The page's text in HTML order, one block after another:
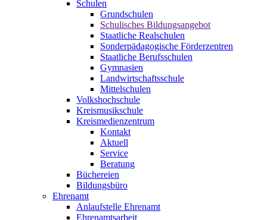
Schulen
Grundschulen
Schulisches Bildungsangebot
Staatliche Realschulen
Sonderpädagogische Förderzentren
Staatliche Berufsschulen
Gymnasien
Landwirtschaftsschule
Mittelschulen
Volkshochschule
Kreismusikschule
Kreismedienzentrum
Kontakt
Aktuell
Service
Beratung
Büchereien
Bildungsbüro
Ehrenamt
Anlaufstelle Ehrenamt
Ehrenamtsarbeit